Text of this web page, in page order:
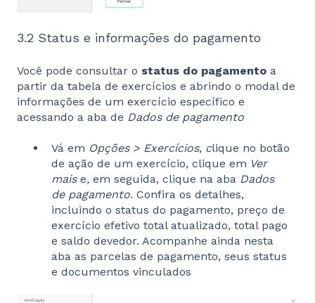
3.2 Status e informações do pagamento
Você pode consultar o status do pagamento a
partir da tabela de exercícios e abrindo o modal de
informações de um exercício específico e
acessando a aba de Dados de pagamento
Vá em Opções > Exercícios, clique no botão
de ação de um exercício, clique em Ver
mais e, em seguida, clique na aba Dados
de pagamento. Confira os detalhes,
incluindo o status do pagamento, preço de
exercício efetivo total atualizado, total pago
e saldo devedor. Acompanhe ainda nesta
aba as parcelas de pagamento, seus status
e documentos vinculados